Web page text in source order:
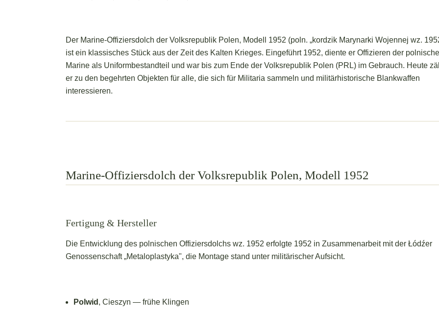
Der Marine-Offiziersdolch der Volksrepublik Polen, Modell 1952 (poln. „kordzik Marynarki Wojennej wz.
ist ein klassisches Stück aus der Zeit des Kalten Krieges. Eingeführt 1952, diente er Offizieren der
Marine als Uniformbestandteil und war bis zum Ende der Volksrepublik Polen (PRL) im Gebrauch. Heute
er zu den begehrten Objekten für alle, die sich für Militaria sammeln und militärhistorische Blankwaffen
interessieren.
Marine-Offiziersdolch der Volksrepublik Polen, Modell 1952
Fertigung & Hersteller
Die Entwicklung des polnischen Offiziersdolchs wz. 1952 erfolgte 1952 in Zusammenarbeit mit der Łódźer
Genossenschaft „Metaloplastyka", die Montage stand unter militärischer Aufsicht.
Polwid , Cieszyn — frühe Klingen